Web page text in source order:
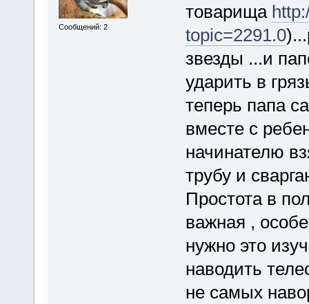
Сообщений: 2
товарища
topic=2291.0
звезды ...и
ударить в
теперь папа
вместе с
начинателю
трубу и
Простота в
важная ,
нужно это
наводить
не самых